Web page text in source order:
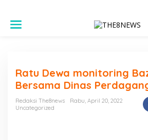
Ratu Dewa monitoring
Bersama Dinas
Redaksi The8news
Rabu, April 20, 2022
Uncategorized